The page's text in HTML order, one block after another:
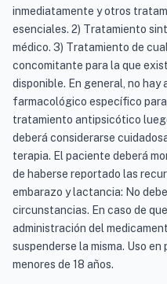
inmediatamente y otros
esenciales. 2) Tratamiento
médico. 3) Tratamiento de
concomitante para la que
disponible. En general, no
farmacológico específico
tratamiento antipsicótico
deberá considerarse
terapia. El paciente deberá
de haberse reportado las
embarazo y lactancia: No
circunstancias. En caso de
administración del
suspenderse la misma. Uso
menores de 18 años.